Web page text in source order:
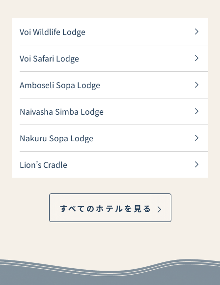
Voi Wildlife Lodge
Voi Safari Lodge
Amboseli Sopa Lodge
Naivasha Simba Lodge
Nakuru Sopa Lodge
Lion’s Cradle
すべてのホテルを見る